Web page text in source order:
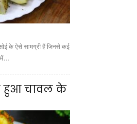
के ऐसे सामग्री हैं जिनसे कई
में...
हुआ चावल के